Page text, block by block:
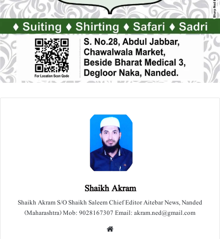
Shaikh Akram
Shaikh Akram S/O Shaikh Saleem Chief Editor Aitebar News, Nanded
(Maharashtra) Mob: 9028167307 Email: akram.ned@gmail.com